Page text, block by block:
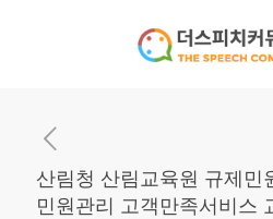
산림청 산림교육원 규제민
민원관리 고객만족서비스